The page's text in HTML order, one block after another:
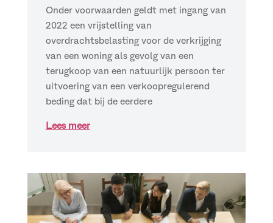
Onder voorwaarden geldt met ingang van
2022 een vrijstelling van
overdrachtsbelasting voor de verkrijging
van een woning als gevolg van een
terugkoop van een natuurlijk persoon ter
uitvoering van een verkoopregulerend
beding dat bij de eerdere
Lees meer